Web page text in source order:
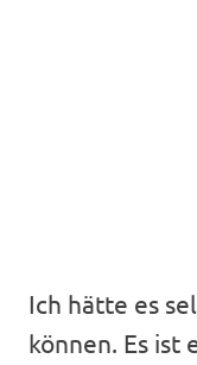
Ich hätte es
können. Es ist